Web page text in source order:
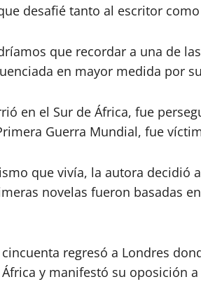
desafié tanto al escritor
que recordar a una de
en mayor medida por
en el Sur de África, fue
Guerra Mundial, fue
que vivía, la autora decidió
novelas fueron basadas
regresó a Londres
y manifestó su oposición